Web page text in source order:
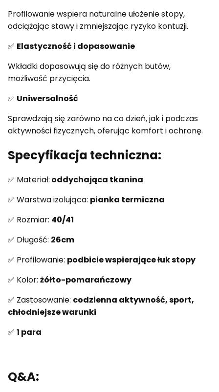
Profilowanie wspiera naturalne ułożenie stopy,
odciążając stawy i zmniejszając ryzyko kontuzji.
✅ Elastyczność i dopasowanie
Wkładki dopasowują się do różnych butów,
możliwość przycięcia.
✅ Uniwersalność
Sprawdzają się zarówno na co dzień, jak i podczas
aktywności fizycznych, oferując komfort i ochronę.
Specyfikacja techniczna:
✅ Materiał: oddychająca tkanina
✅ Warstwa izolująca: pianka termiczna
✅ Rozmiar: 40/41
✅ Długość: 26cm
✅ Profilowanie: podbicie wspierające łuk stopy
✅ Kolor: żółto-pomarańczowy
✅ Zastosowanie: codzienna aktywność, sport,
chłodniejsze warunki
✅ 1 para
Q&A: